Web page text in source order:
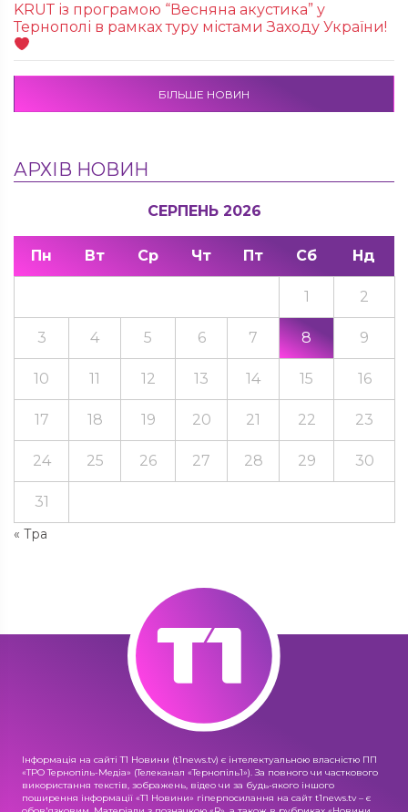
KRUТ із програмою “Весняна акустика” у
Тернополі в рамках туру містами Заходу України!
БІЛЬШЕ НОВИН
АРХІВ НОВИН
СЕРПЕНЬ 2026
Пн Вт Ср Чт Пт Сб Нд
« Тра
1 2
3 4 5 6 7 8 9
10 11 12 13 14 15 16
17 18 19 20 21 22 23
24 25 26 27 28 29 30
31
Інформація на сайті Т1 Новини (t1news.tv) є інтелектуальною власністю ПП
«ТРО Тернопіль-Медіа» (Телеканал «Тернопіль1»). За повного чи часткового
використання текстів, зображень, відео чи за будь-якого іншого
поширення інформації «Т1 Новини» гіперпосилання на сайт t1news.tv – є